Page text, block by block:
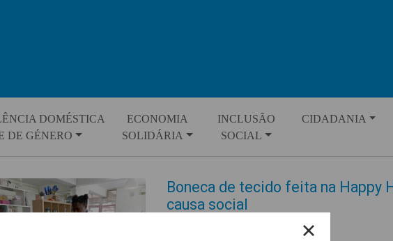
DOMÉSTICA
DE GÉNERO
ECONOMIA
SOLIDÁRIA
INCLUSÃO
SOCIAL
CIDADANIA
Boneca de tecido feita na Happy
causa social